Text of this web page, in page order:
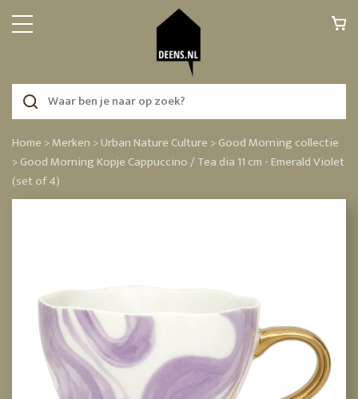
Home >Merken >Urban Nature Culture >Good Morning collectie
>Good Morning Kopje Cappuccino / Tea dia 11 cm - Emerald Violet
(set of 4)